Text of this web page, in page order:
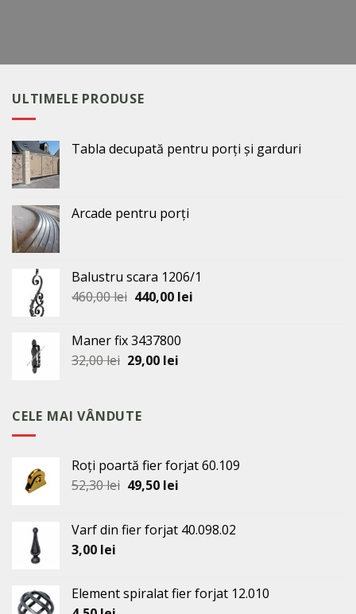
ULTIMELE PRODUSE
Tabla decupată pentru porți și garduri
Arcade pentru porți
Balustru scara 1206/1
460,00lei Prețul
fost:
460,00 lei.
440,00 leiPrețul
Maner fix 3437800
32,00lei Prețul
fost:
32,00 lei.
29,00 leiPrețul
CELE MAI VÂNDUTE
Roți poartă fier forjat 60.109
52,30lei Prețul
fost:
49,50 leiPrețul
49,50 lei.
Varf din fier forjat 40.098.02
3,00 lei
Element spiralat fier forjat 12.010